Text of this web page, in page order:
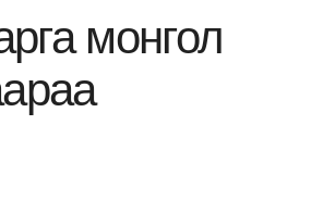
монгол